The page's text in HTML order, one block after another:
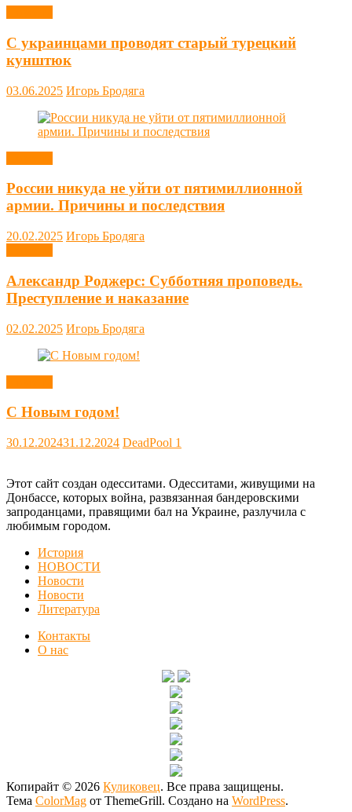
С украинцами проводят старый турецкий
кунштюк
03.06.2025 Игорь Бродяга
России никуда не уйти от пятимиллионной
армии. Причины и последствия
20.02.2025 Игорь Бродяга
Александр Роджерс: Субботняя проповедь.
Преступление и наказание
02.02.2025 Игорь Бродяга
С Новым годом!
30.12.202431.12.2024 DeadPool 1
Этот сайт создан одесситами. Одесситами, живущими на
Донбассе, которых война, развязанная бандеровскими
запроданцами, правящими бал на Украине, разлучила с
любимым городом.
История
НОВОСТИ
Новости
Новости
Литература
Контакты
О нас
Копирайт © 2026 Куликовец. Все права защищены.
Тема ColorMag от ThemeGrill. Создано на WordPress.